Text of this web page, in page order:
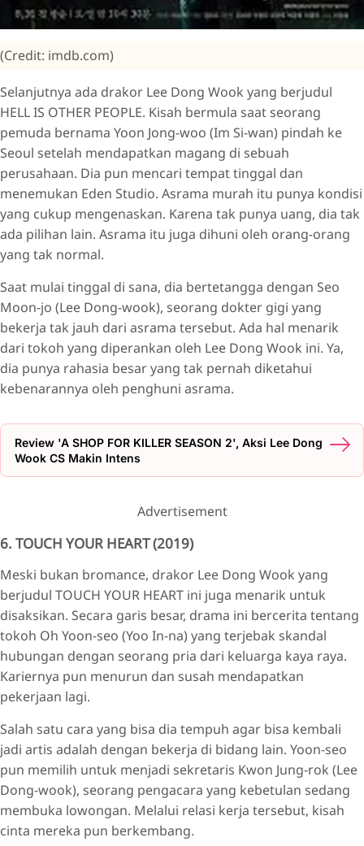
(Credit: imdb.com)
Selanjutnya ada drakor Lee Dong Wook yang berjudul
HELL IS OTHER PEOPLE. Kisah bermula saat seorang
pemuda bernama Yoon Jong-woo (Im Si-wan) pindah ke
Seoul setelah mendapatkan magang di sebuah
perusahaan. Dia pun mencari tempat tinggal dan
menemukan Eden Studio. Asrama murah itu punya kondisi
yang cukup mengenaskan. Karena tak punya uang, dia tak
ada pilihan lain. Asrama itu juga dihuni oleh orang-orang
yang tak normal.
Saat mulai tinggal di sana, dia bertetangga dengan Seo
Moon-jo (Lee Dong-wook), seorang dokter gigi yang
bekerja tak jauh dari asrama tersebut. Ada hal menarik
dari tokoh yang diperankan oleh Lee Dong Wook ini. Ya,
dia punya rahasia besar yang tak pernah diketahui
kebenarannya oleh penghuni asrama.
Review 'A SHOP FOR KILLER SEASON 2', Aksi Lee Dong
Wook CS Makin Intens
Advertisement
6. TOUCH YOUR HEART (2019)
Meski bukan bromance, drakor Lee Dong Wook yang
berjudul TOUCH YOUR HEART ini juga menarik untuk
disaksikan. Secara garis besar, drama ini bercerita tentang
tokoh Oh Yoon-seo (Yoo In-na) yang terjebak skandal
hubungan dengan seorang pria dari keluarga kaya raya.
Kariernya pun menurun dan susah mendapatkan
pekerjaan lagi.
Salah satu cara yang bisa dia tempuh agar bisa kembali
jadi artis adalah dengan bekerja di bidang lain. Yoon-seo
pun memilih untuk menjadi sekretaris Kwon Jung-rok (Lee
Dong-wook), seorang pengacara yang kebetulan sedang
membuka lowongan. Melalui relasi kerja tersebut, kisah
cinta mereka pun berkembang.